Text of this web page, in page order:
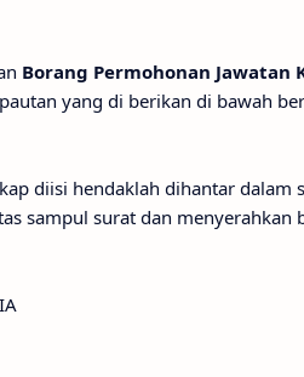
Borang Permohonan Jawatan
yang di berikan di bawah
diisi hendaklah dihantar dalam
sampul surat dan menyerahkan